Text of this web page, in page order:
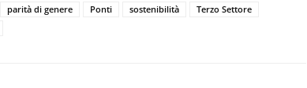
parità di genere Ponti sostenibilità
Terzo Settore